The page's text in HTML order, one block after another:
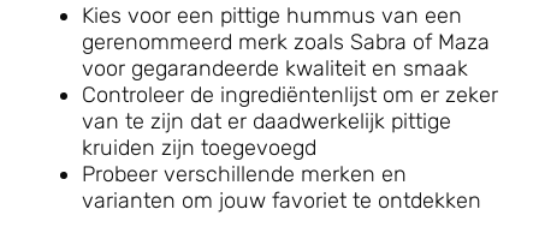
Kies voor een pittige hummus van een
gerenommeerd merk zoals Sabra of Maza
voor gegarandeerde kwaliteit en smaak
Controleer de ingrediëntenlijst om er zeker
van te zijn dat er daadwerkelijk pittige
kruiden zijn toegevoegd
Probeer verschillende merken en
varianten om jouw favoriet te ontdekken